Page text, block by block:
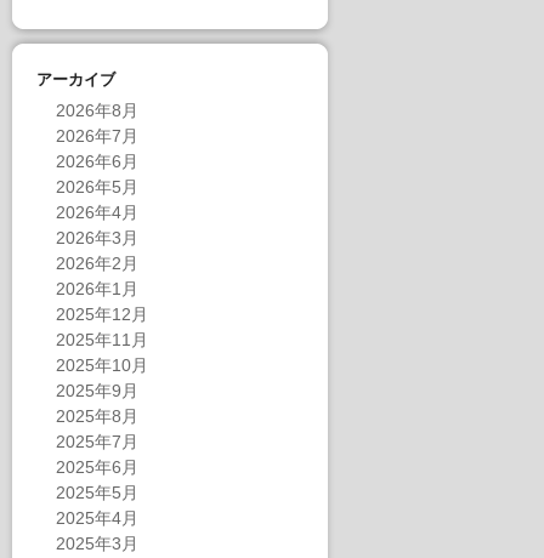
アーカイブ
2026年8月
2026年7月
2026年6月
2026年5月
2026年4月
2026年3月
2026年2月
2026年1月
2025年12月
2025年11月
2025年10月
2025年9月
2025年8月
2025年7月
2025年6月
2025年5月
2025年4月
2025年3月